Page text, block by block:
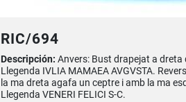
RIC/694
Descripción: Anvers: Bust drapejat a
Llegenda IVLIA MAMAEA AVGVSTA.
la ma dreta agafa un ceptre i amb la ma
Llegenda VENERI FELICI S-C.